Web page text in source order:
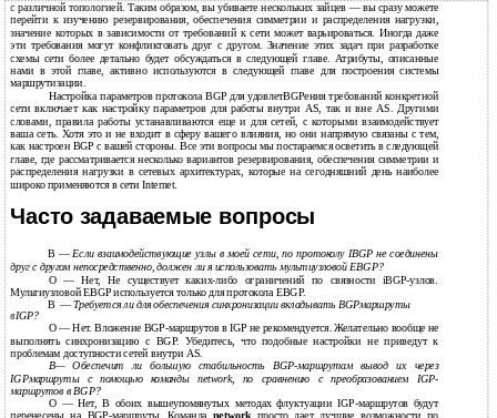
с различной топологией. Таким образом, вы убиваете нескольких зайцев — вы сразу можете
перейти к изучению резервирования, обеспечения симметрии и распределения нагрузки,
значение которых в зависимости от требований к сети может варьироваться. Иногда даже
эти требования могут конфликтовать друг с другом. Значение этих задач при разработке
схемы сети более детально будет обсуждаться в следующей главе. Атрибуты, описанные
нами в этой главе, активно используются в следующей главе для построения системы
маршрутизации.
Настройка параметров протокола BGP для удовлетBGPения требований конкретной
сети включает как настройку параметров для работы внутри AS, так и вне AS. Другими
словами, правила работы устанавливаются еще и для сетей, с которыми взаимодействует
ваша сеть. Хотя это и не входит в сферу вашего влияния, но они напрямую связаны с тем,
как настроен BGP с вашей стороны. Все эти вопросы мы постараемся осветить в следующей
главе, где рассматривается несколько вариантов резервирования, обеспечения симметрии и
распределения нагрузки в сетевых архитектурах, которые на сегодняшний день наиболее
широко применяются в сети Internet.
Часто задаваемые вопросы
В —Если взаимодействующие узлы в моей сети, по протоколу IBGP не соединены
друг с другом непосредственно, должен ли я использовать мультиузловой EBGP?
О — Нет, Не существует каких-либо ограничений по связности iBGP-узлов.
Мультиузловой EBGP используется только для протокола EBGP.
В —Требуется ли для обеспечения синхронизации вкладывать BGPмаршруты
вIGP?
О — Нет. Вложение BGP-маршрутов в IGP не рекомендуется. Желательно вообще не
выполнять синхронизацию с BGP. Убедитесь, что подобные настройки не приведут к
проблемам доступности сетей внутри AS.
В— Обеспечит ли большую стабильность BGP-маршрутам вывод их через
IGPмаршруты с помощью команды network, no сравнению с преобразованием IGP-
маршрутов в BGP?
О — Нет, В обоих вышеупомянутых методах флуктуации IGP-маршрутов будут
перенесены на BGP-маршруты. Командаnetwork просто дает лучшие возможности по